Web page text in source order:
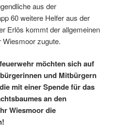
aus der
60 weitere Helfer aus der
Erlös kommt der allgemeinen
Wiesmoor zugute.
möchten sich auf
und Mitbürgern
mit einer Spende für das
an den
Wiesmoor die